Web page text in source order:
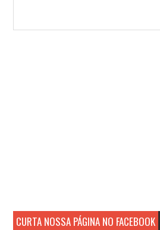
CURTA NOSSA PÁGINA NO FACEBOOK